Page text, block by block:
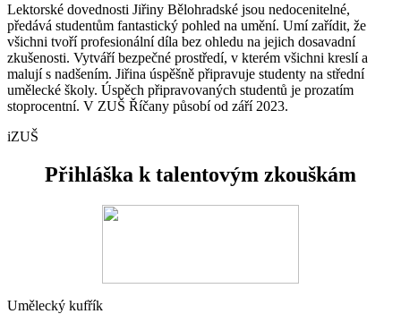
Lektorské dovednosti Jiřiny Bělohradské jsou nedocenitelné,
předává studentům fantastický pohled na umění. Umí zařídit, že
všichni tvoří profesionální díla bez ohledu na jejich dosavadní
zkušenosti. Vytváří bezpečné prostředí, v kterém všichni kreslí a
malují s nadšením. Jiřina úspěšně připravuje studenty na střední
umělecké školy. Úspěch připravovaných studentů je prozatím
stoprocentní. V ZUŠ Říčany působí od září 2023.
iZUŠ
Přihláška k talentovým zkouškám
Umělecký kufřík